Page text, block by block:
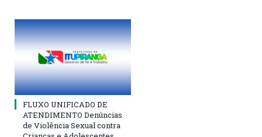
FLUXO UNIFICADO DE
ATENDIMENTO Denúncias
de Violência Sexual contra